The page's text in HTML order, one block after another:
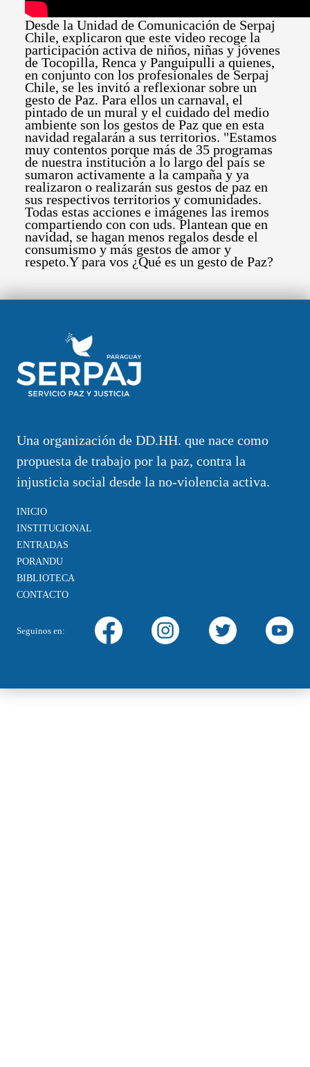
Desde la Unidad de Comunicación de Serpaj
Chile, explicaron que este video recoge la
participación activa de niños, niñas y jóvenes
de Tocopilla, Renca y Panguipulli a quienes,
en conjunto con los profesionales de Serpaj
Chile, se les invitó a reflexionar sobre un
gesto de Paz. Para ellos un carnaval, el
pintado de un mural y el cuidado del medio
ambiente son los gestos de Paz que en esta
navidad regalarán a sus territorios. "Estamos
muy contentos porque más de 35 programas
de nuestra institución a lo largo del país se
sumaron activamente a la campaña y ya
realizaron o realizarán sus gestos de paz en
sus respectivos territorios y comunidades.
Todas estas acciones e imágenes las iremos
compartiendo con con uds. Plantean que en
navidad, se hagan menos regalos desde el
consumismo y más gestos de amor y
respeto.Y para vos ¿Qué es un gesto de Paz?
Una organización de DD.HH. que nace como
propuesta de trabajo por la paz, contra la
injusticia social desde la no-violencia activa.
INICIO
INSTITUCIONAL
ENTRADAS
PORANDU
BIBLIOTECA
CONTACTO
Seguinos en: